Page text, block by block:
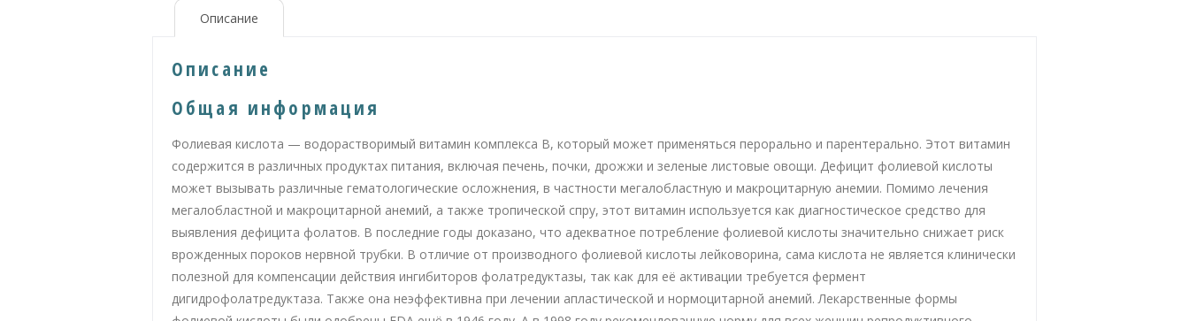
Описание
Описание
Общая информация
Фолиевая кислота — водорастворимый витамин комплекса В, который может применяться перорально и парентерально. Этот витамин
содержится в различных продуктах питания, включая печень, почки, дрожжи и зеленые листовые овощи. Дефицит фолиевой кислоты
может вызывать различные гематологические осложнения, в частности мегалобластную и макроцитарную анемии. Помимо лечения
мегалобластной и макроцитарной анемий, а также тропической спру, этот витамин используется как диагностическое средство для
выявления дефицита фолатов. В последние годы доказано, что адекватное потребление фолиевой кислоты значительно снижает риск
врожденных пороков нервной трубки. В отличие от производного фолиевой кислоты лейковорина, сама кислота не является клинически
полезной для компенсации действия ингибиторов фолатредуктазы, так как для её активации требуется фермент
дигидрофолатредуктаза. Также она неэффективна при лечении апластической и нормоцитарной анемий. Лекарственные формы